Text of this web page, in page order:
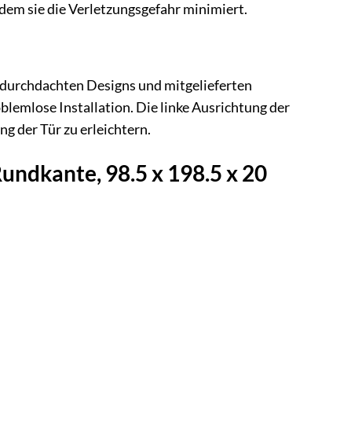
sie die Verletzungsgefahr minimiert.
Designs und mitgelieferten
Installation. Die linke Ausrichtung der
der Tür zu erleichtern.
98.5 x 198.5 x 20